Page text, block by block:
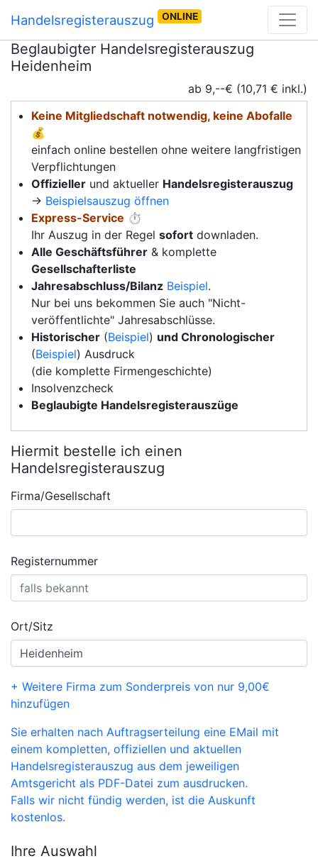
Handelsregisterauszug ONLINE
Beglaubigter Handelsregisterauszug
Heidenheim
ab 9,--€ (10,71 € inkl.)
Keine Mitgliedschaft notwendig, keine Abofalle
💰
einfach online bestellen ohne weitere langfristigen
Verpflichtungen
Offizieller und aktueller Handelsregisterauszug
→ Beispielsauszug öffnen
Express-Service ⏱️
Ihr Auszug in der Regel sofort downladen.
Alle Geschäftsführer & komplette
Gesellschafterliste
Jahresabschluss/Bilanz Beispiel.
Nur bei uns bekommen Sie auch "Nicht-
veröffentlichte" Jahresabschlüsse.
Historischer (Beispiel) und Chronologischer
(Beispiel) Ausdruck
(die komplette Firmengeschichte)
Insolvenzcheck
Beglaubigte Handelsregisterauszüge
Hiermit bestelle ich einen
Handelsregisterauszug
Firma/Gesellschaft
Registernummer
Ort/Sitz
+ Weitere Firma zum Sonderpreis von nur 9,00€
hinzufügen
Sie erhalten nach Auftragserteilung eine EMail mit
einem kompletten, offiziellen und aktuellen
Handelsregisterauszug aus dem jeweiligen
Amtsgericht als PDF-Datei zum ausdrucken.
Falls wir nicht fündig werden, ist die Auskunft
kostenlos.
Ihre Auswahl